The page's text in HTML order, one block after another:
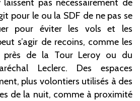
laissent pas nécessairement de
pour le ou la SDF de ne pas se
pour éviter les vols et les
s’agir de recoins, comme les
près de la Tour Leroy ou du
Leclerc. Des espaces
plus volontiers utilisés à des
de la nuit, comme à proximité